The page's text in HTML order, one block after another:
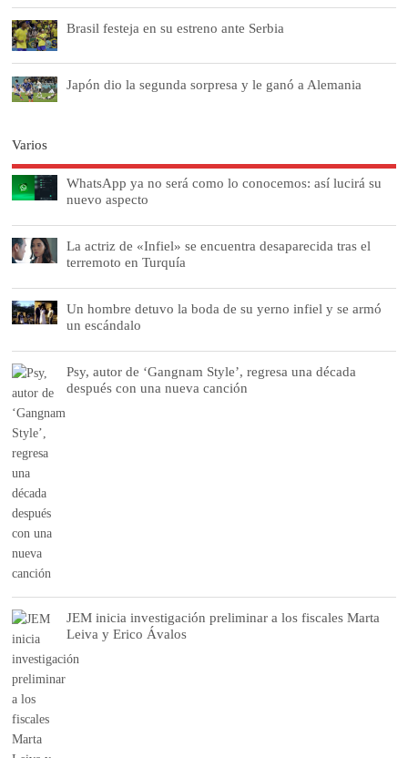
Brasil festeja en su estreno ante Serbia
Japón dio la segunda sorpresa y le ganó a Alemania
Varios
WhatsApp ya no será como lo conocemos: así lucirá su
nuevo aspecto
La actriz de «Infiel» se encuentra desaparecida tras el
terremoto en Turquía
Un hombre detuvo la boda de su yerno infiel y se armó
un escándalo
Psy, autor de ‘Gangnam Style’, regresa una década
después con una nueva canción
JEM inicia investigación preliminar a los fiscales Marta
Leiva y Erico Ávalos